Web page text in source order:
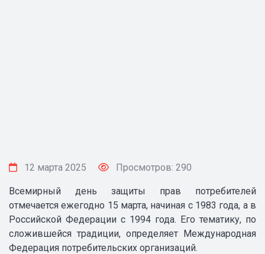
12 марта 2025 Просмотров: 290
Всемирный день защиты прав потребителей
отмечается ежегодно 15 марта, начиная с 1983 года, а в
Российской Федерации с 1994 года. Его тематику, по
сложившейся традиции, определяет Международная
Федерация потребительских организаций.